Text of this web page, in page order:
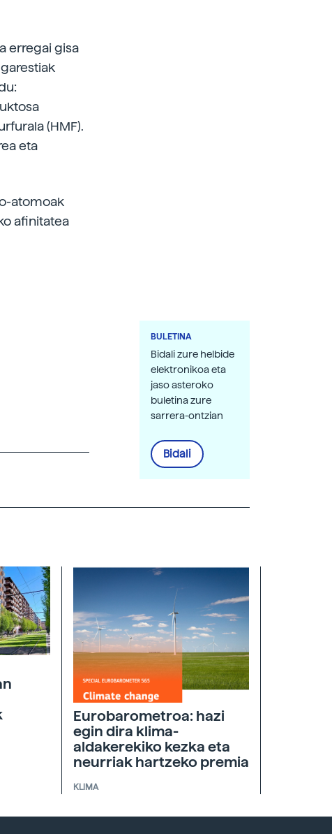
erregai gisa
(HMF).
eta
atomoak
afinitatea
BULETINA
Bidali zure helbide
elektronikoa eta
jaso asteroko
buletina zure
sarrera-ontzian
Bidali
Eurobarometroa: hazi
egin dira klima-
aldakerekiko kezka eta
neurriak hartzeko premia
KLIMA